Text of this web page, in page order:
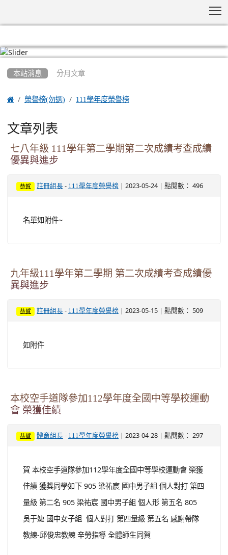
本站消息 分月文章
 榮譽榜(勿選) 111學年度榮譽榜
文章列表
七八年級 111學年第二學期第二次成績考查成績
優異與進步
恭賀 註冊組長 - 111學年度榮譽榜 | 2023-05-24 | 點閱數： 496
名單如附件~
九年級111學年第二學期 第二次成績考查成績優
異與進步
恭賀 註冊組長 - 111學年度榮譽榜 | 2023-05-15 | 點閱數： 509
如附件
本校空手道隊參加112學年度全國中等學校運動
會 榮獲佳績
恭賀 體育組長 - 111學年度榮譽榜 | 2023-04-28 | 點閱數： 297
賀 本校空手道隊參加112學年度全國中等學校運動會 榮獲
佳績 獲獎同學如下 905 梁祐宸 國中男子組 個人對打 第四
量級 第二名 905 梁祐宸 國中男子組 個人形 第五名 805
吳于婕 國中女子組 個人對打 第四量級 第五名 感謝帶隊
教練-邱俊忠教練 辛勞指導 全體師生同賀